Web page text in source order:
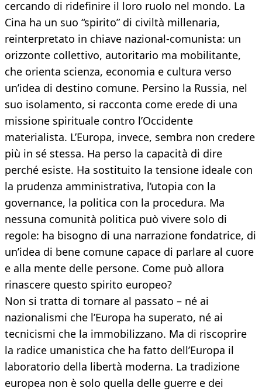
cercando di ridefinire il loro ruolo nel mondo. La
Cina ha un suo “spirito” di civiltà millenaria,
reinterpretato in chiave nazional-comunista: un
orizzonte collettivo, autoritario ma mobilitante,
che orienta scienza, economia e cultura verso
un’idea di destino comune. Persino la Russia, nel
suo isolamento, si racconta come erede di una
missione spirituale contro l’Occidente
materialista. L’Europa, invece, sembra non credere
più in sé stessa. Ha perso la capacità di dire
perché esiste. Ha sostituito la tensione ideale con
la prudenza amministrativa, l’utopia con la
governance, la politica con la procedura. Ma
nessuna comunità politica può vivere solo di
regole: ha bisogno di una narrazione fondatrice, di
un’idea di bene comune capace di parlare al cuore
e alla mente delle persone. Come può allora
rinascere questo spirito europeo?
Non si tratta di tornare al passato – né ai
nazionalismi che l’Europa ha superato, né ai
tecnicismi che la immobilizzano. Ma di riscoprire
la radice umanistica che ha fatto dell’Europa il
laboratorio della libertà moderna. La tradizione
europea non è solo quella delle guerre e dei